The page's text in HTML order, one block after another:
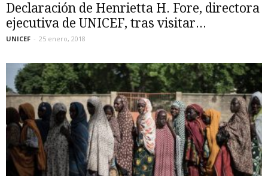
Declaración de Henrietta H. Fore, directora
ejecutiva de UNICEF, tras visitar...
UNICEF - 25 enero, 2018